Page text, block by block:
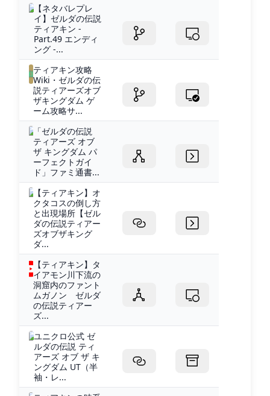
【ネタバレプレ
イ】ゼルダの伝説
ティアキン -
Part.49 エンディ
ング -...
ティアキン攻略
Wiki・ゼルダの伝
説ティアーズオブ
ザキングダム ゲ
ーム攻略サ...
「ゼルダの伝説
ティアーズ オブ
ザ キングダム パ
ーフェクトガイ
ド」ファミ通書...
【ティアキン】オ
クタコスの倒し方
と出現場所【ゼル
ダの伝説ティアー
ズオブザキング
ダ...
【ティアキン】タ
イアモン川下流の
洞窟内のファント
ムガノン ゼルダ
の伝説ティアー
ズ...
ユニクロ公式 ゼ
ルダの伝説 ティ
アーズ オブ ザ キ
ングダム UT（半
袖・レ...